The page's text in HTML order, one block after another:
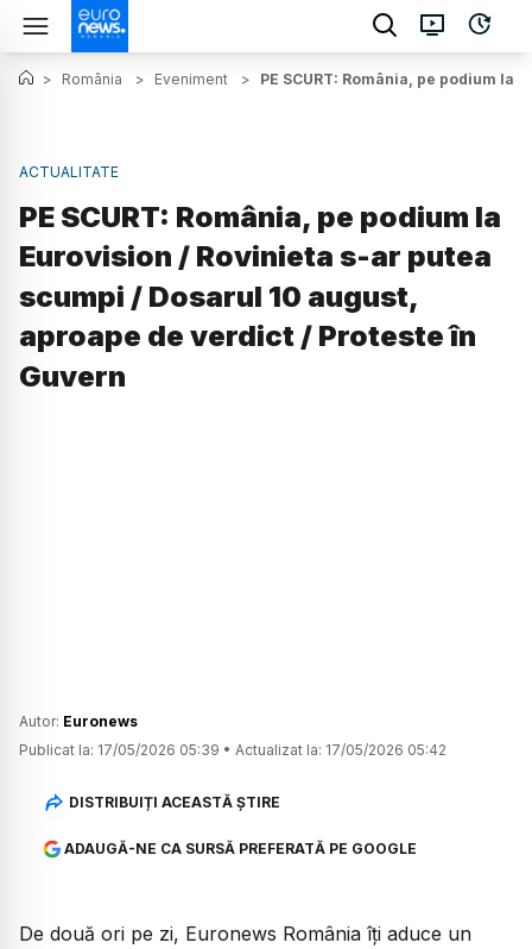
> România > Eveniment > PE SCURT: România, pe podium
ACTUALITATE
PE SCURT: România, pe podium la
Eurovision / Rovinieta s-ar putea
scumpi / Dosarul 10 august,
aproape de verdict / Proteste în
Guvern
Autor: Euronews
Publicat la: 17/05/2026 05:39 • Actualizat la: 17/05/2026 05:42
DISTRIBUIȚI ACEASTĂ ȘTIRE
ADAUGĂ-NE CA SURSĂ PREFERATĂ PE GOOGLE
De două ori pe zi, Euronews România îți aduce un